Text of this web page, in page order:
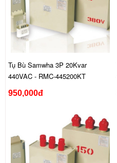
Tụ Bù Samwha 3P 20Kvar
440VAC - RMC-445200KT
950,000đ